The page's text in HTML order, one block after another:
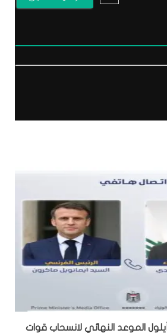
الزيدي لماكرون: 30 أيلول الموعد النهائي لانسحاب قوات